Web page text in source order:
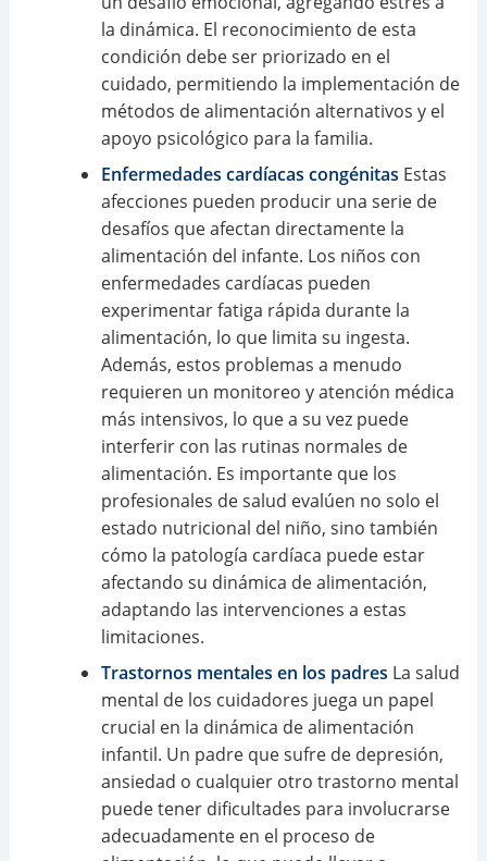
la dinámica. El reconocimiento de esta
condición debe ser priorizado en el
cuidado, permitiendo la implementación de
métodos de alimentación alternativos y el
apoyo psicológico para la familia.
Enfermedades cardíacas congénitas Estas
afecciones pueden producir una serie de
desafíos que afectan directamente la
alimentación del infante. Los niños con
enfermedades cardíacas pueden
experimentar fatiga rápida durante la
alimentación, lo que limita su ingesta.
Además, estos problemas a menudo
requieren un monitoreo y atención médica
más intensivos, lo que a su vez puede
interferir con las rutinas normales de
alimentación. Es importante que los
profesionales de salud evalúen no solo el
estado nutricional del niño, sino también
cómo la patología cardíaca puede estar
afectando su dinámica de alimentación,
adaptando las intervenciones a estas
limitaciones.
Trastornos mentales en los padres La salud
mental de los cuidadores juega un papel
crucial en la dinámica de alimentación
infantil. Un padre que sufre de depresión,
ansiedad o cualquier otro trastorno mental
puede tener dificultades para involucrarse
adecuadamente en el proceso de